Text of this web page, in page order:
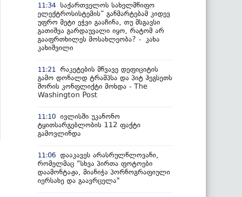
11:34 საქართველოს სახელმწიფო
ელექტროსისტემის“ განმარტებამ კიდევ
უფრო მეტი ეჭვი გააჩინა, თუ მსგავსი
გათიშვა გარდაუვალი იყო, რატომ არ
გააფრთხილეს მოსახლეობა? - კახა
კახიშვილი
11:21
რაკეტების მწვავე დეფიციტის
გამო დონალდ ტრამპსა და პიტ ჰეგსეთს
შორის კონფლიქტი მოხდა - The
Washington Post
11:10 ივლისში უკანონო
ტყითსარგებლობის 112 ფაქტი
გამოვლინდა
11:06 დააკავეს არასრულწლოვანი,
რომელმაც "სხვა პირთა ფოტოები
დაამონტაჟა, მიანიჭა პორნოგრაფიული
იერსახე და გაავრცელა"